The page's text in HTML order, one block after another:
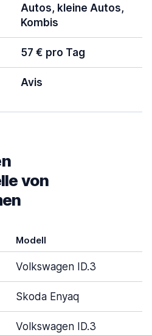
Autos, kleine Autos,
Kombis
57 € pro Tag
Avis
von
Modell
Volkswagen ID.3
Skoda Enyaq
Volkswagen ID.3